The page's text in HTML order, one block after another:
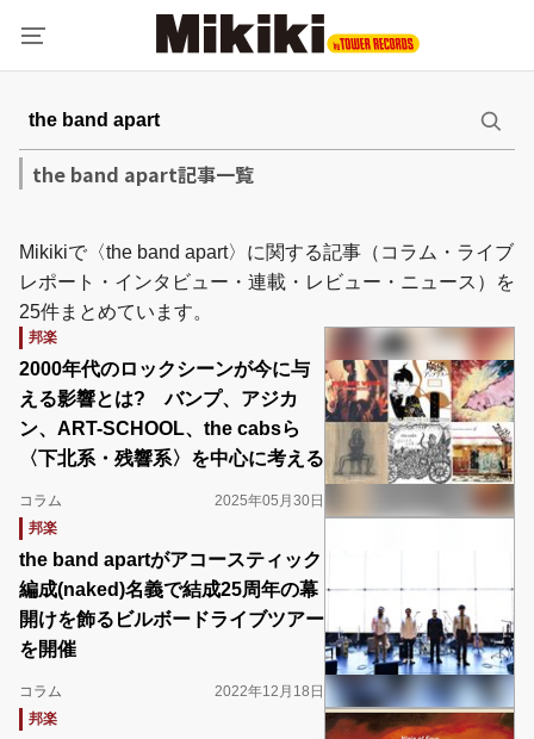
the band apart記事一覧
Mikikiで〈the band apart〉に関する記事（コラム・ライブ
レポート・インタビュー・連載・レビュー・ニュース）を
25件まとめています。
邦楽
2000年代のロックシーンが今に与
える影響とは? バンプ、アジカ
ン、ART-SCHOOL、the cabsら
〈下北系・残響系〉を中心に考える
コラム
2025年05月30日
邦楽
the band apartがアコースティック
編成(naked)名義で結成25周年の幕
開けを飾るビルボードライブツアー
を開催
コラム
2022年12月18日
邦楽